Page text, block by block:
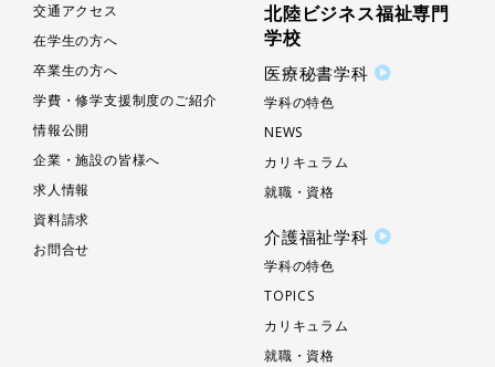
交通アクセス
在学生の方へ
卒業生の方へ
学費・修学支援制度のご紹介
情報公開
企業・施設の皆様へ
求人情報
資料請求
お問合せ
北陸ビジネス福祉専門
学校
医療秘書学科
学科の特色
NEWS
カリキュラム
就職・資格
介護福祉学科
学科の特色
TOPICS
カリキュラム
就職・資格